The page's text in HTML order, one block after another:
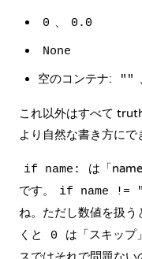
0 、 0.0
None
空のコンテナ: ""
これ以外はすべて
より自然な書き方にで
if name:
は「
です。
if name !=
ね。ただし数値を扱う
くと
0
は「スキップ